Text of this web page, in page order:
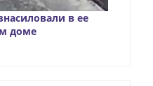
в ее
доме